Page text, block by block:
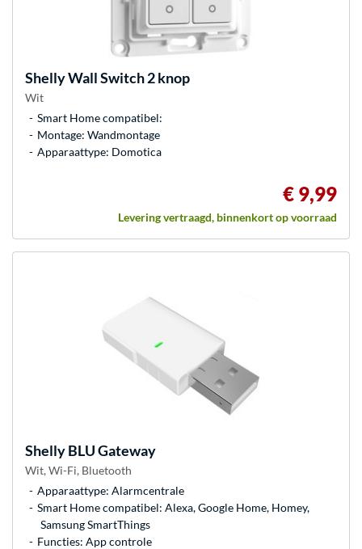
ShellyWall Switch 2 knop
Wit
Smart Home compatibel:
Montage: Wandmontage
Apparaattype: Domotica
€ 9,99
Levering vertraagd, binnenkort op voorraad
ShellyBLU Gateway
Wit, Wi-Fi, Bluetooth
Apparaattype: Alarmcentrale
Smart Home compatibel: Alexa, Google Home, Homey,
Samsung SmartThings
Functies: App controle